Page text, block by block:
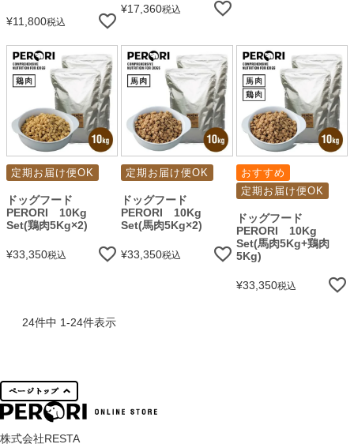
¥11,800税込
¥17,360税込
定期お届け便OK
ドッグフード
PERORI 10Kg
Set(鶏肉5Kg×2)
¥33,350税込
定期お届け便OK
ドッグフード
PERORI 10Kg
Set(馬肉5Kg×2)
¥33,350税込
おすすめ
定期お届け便OK
ドッグフード
PERORI 10Kg
Set(馬肉5Kg+鶏肉
5Kg)
¥33,350税込
24件中 1-24件表示
株式会社RESTA